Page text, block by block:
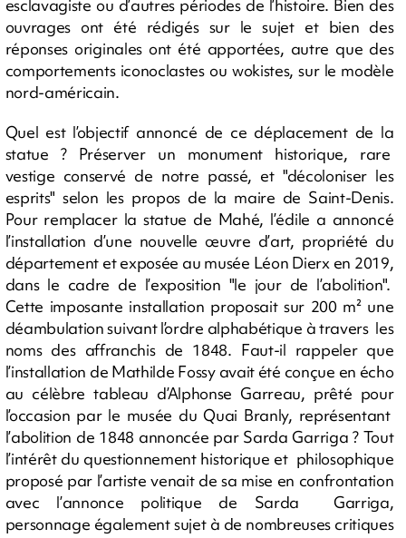
esclavagiste ou d’autres périodes de l’histoire. Bien des
ouvrages ont été rédigés sur le sujet et bien des
réponses originales ont été apportées, autre que des
comportements iconoclastes ou wokistes, sur le modèle
nord-américain.
Quel est l’objectif annoncé de ce déplacement de la
statue ? Préserver un monument historique, rare
vestige conservé de notre passé, et "décoloniser les
esprits" selon les propos de la maire de Saint-Denis.
Pour remplacer la statue de Mahé, l’édile a annoncé
l’installation d’une nouvelle œuvre d’art, propriété du
département et exposée au musée Léon Dierx en 2019,
dans le cadre de l’exposition "le jour de l’abolition".
Cette imposante installation proposait sur 200 m² une
déambulation suivant l’ordre alphabétique à travers les
noms des affranchis de 1848. Faut-il rappeler que
l’installation de Mathilde Fossy avait été conçue en écho
au célèbre tableau d’Alphonse Garreau, prêté pour
l’occasion par le musée du Quai Branly, représentant
l’abolition de 1848 annoncée par Sarda Garriga ? Tout
l’intérêt du questionnement historique et philosophique
proposé par l’artiste venait de sa mise en confrontation
avec l’annonce politique de Sarda Garriga,
personnage également sujet à de nombreuses critiques